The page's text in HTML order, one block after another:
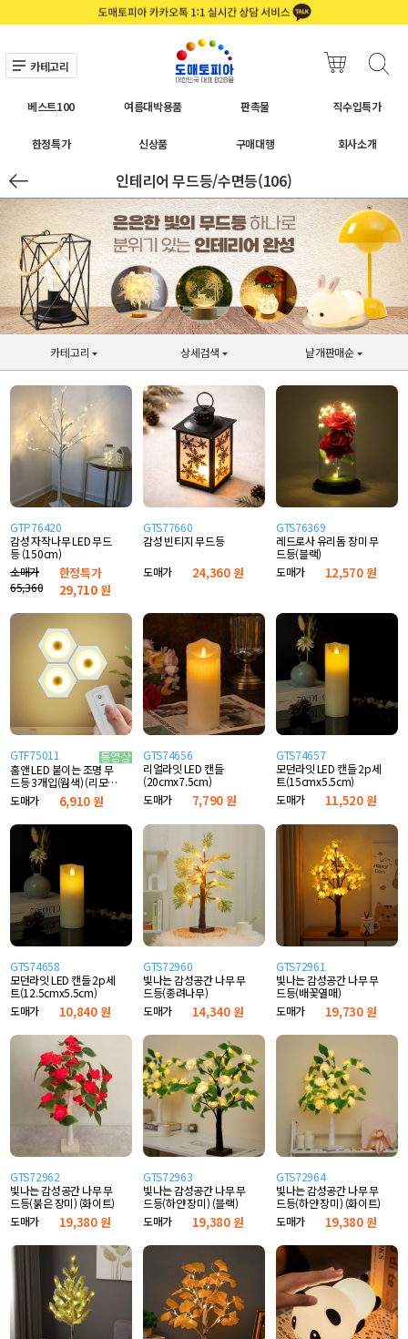
카테고리
베스트100 여름대박용품 판촉물 직수입특가
한정특가 신상품 구매대행 회사소개
인테리어 무드등/수면등(106)
카테고리 상세검색 낱개판매순
GTP76420
감성 자작나무 LED 무드
등 (150cm)
소매가
65,360
한정특가
29,710원
GTS77660
감성 빈티지 무드등
도매가
24,360 원
GTS76369
레드로사 유리돔 장미 무
드등(블랙)
도매가
12,570 원
GTF75011
홈앤 LED 붙이는 조명 무
드등 3개입(웜색) (리모컨
포함)
도매가 6,910 원
GTS74656
리얼라잇 LED 캔들
(20cmx7.5cm)
도매가
7,790 원
GTS74657
모던라잇 LED 캔들 2p세
트(15cmx5.5cm)
도매가
11,520 원
GTS74658
모던라잇 LED 캔들 2p세
트(12.5cmx5.5cm)
도매가
10,840 원
GTS72960
빛나는 감성공간 나무 무
드등(종려나무)
도매가
14,340 원
GTS72961
빛나는 감성공간 나무 무
드등(배꽃열매)
도매가
19,730 원
GTS72962
빛나는 감성공간 나무 무
드등(붉은 장미) (화이트)
도매가
19,380 원
GTS72963
빛나는 감성공간 나무 무
드등(하얀 장미) (블랙)
도매가
19,380 원
GTS72964
빛나는 감성공간 나무 무
드등(하얀 장미) (화이트)
도매가
19,380 원